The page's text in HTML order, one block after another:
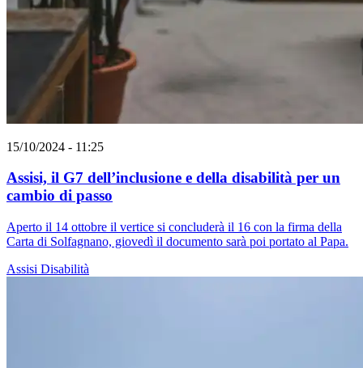
15/10/2024 - 11:25
Assisi, il G7 dell’inclusione e della disabilità per un
cambio di passo
Aperto il 14 ottobre il vertice si concluderà il 16 con la firma della
Carta di Solfagnano, giovedì il documento sarà poi portato al Papa.
Assisi Disabilità